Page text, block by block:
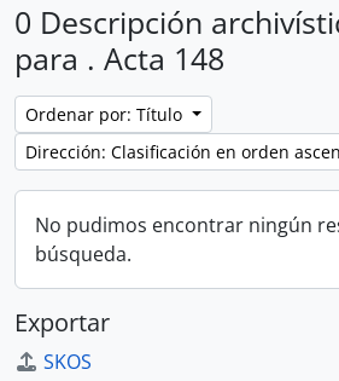
0 Descripción
para . Acta 148
Ordenar por: Título
Dirección: Clasificación en orden
No pudimos encontrar ningún
búsqueda.
Exportar
SKOS